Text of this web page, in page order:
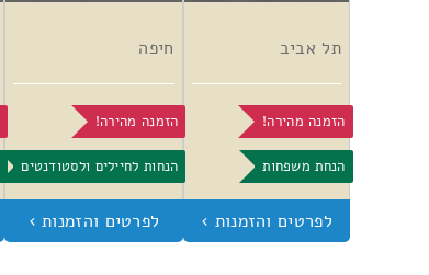
תל אביב
הזמנה מהירה!
הנחת משפחות
חיפה
הזמנה מהירה!
הנחות לחיילים ולסטודנטים